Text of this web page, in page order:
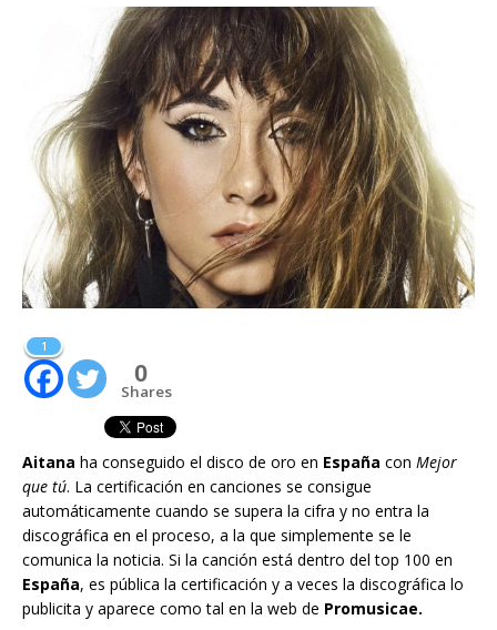
1
0
Shares
Aitana ha conseguido el disco de oro en España con Mejor
que tú. La certificación en canciones se consigue
automáticamente cuando se supera la cifra y no entra la
discográfica en el proceso, a la que simplemente se le
comunica la noticia. Si la canción está dentro del top 100 en
España, es pública la certificación y a veces la discográfica lo
publicita y aparece como tal en la web de Promusicae.